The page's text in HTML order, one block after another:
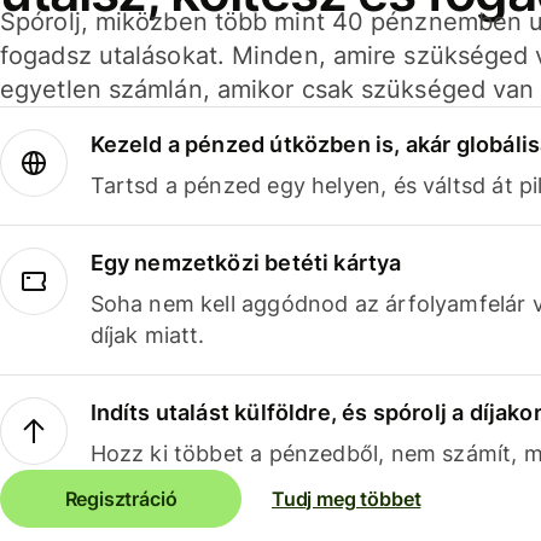
Spórolj, miközben több mint 40 pénznemben
fogadsz utalásokat. Minden, amire szükséged
egyetlen számlán, amikor csak szükséged van
Kezeld a pénzed útközben is, akár
Tartsd a pénzed egy helyen, és váltsd át
Egy nemzetközi betéti kártya
Soha nem kell aggódnod az árfolyamfelár
díjak miatt.
Indíts utalást külföldre, és spórolj a
Hozz ki többet a pénzedből, nem számít,
Regisztráció Tudj meg többet